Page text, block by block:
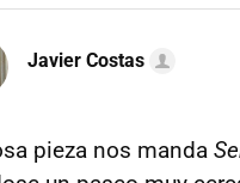
Javier Costas
pieza nos manda